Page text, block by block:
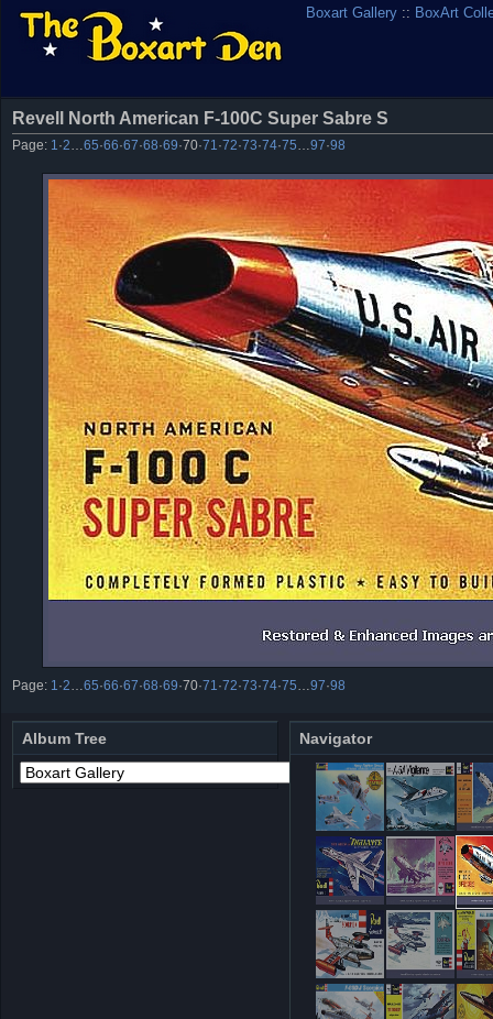
Boxart Gallery :: BoxArt
Revell North American F-100C Super Sabre S
Page: 1 ·2 65·66·67·68·69·70·71 ·72·73·74·75 97·98
Page: 1 ·2 65·66·67·68·69·70·71 ·72·73·74·75 97·98
Album Tree Navigator